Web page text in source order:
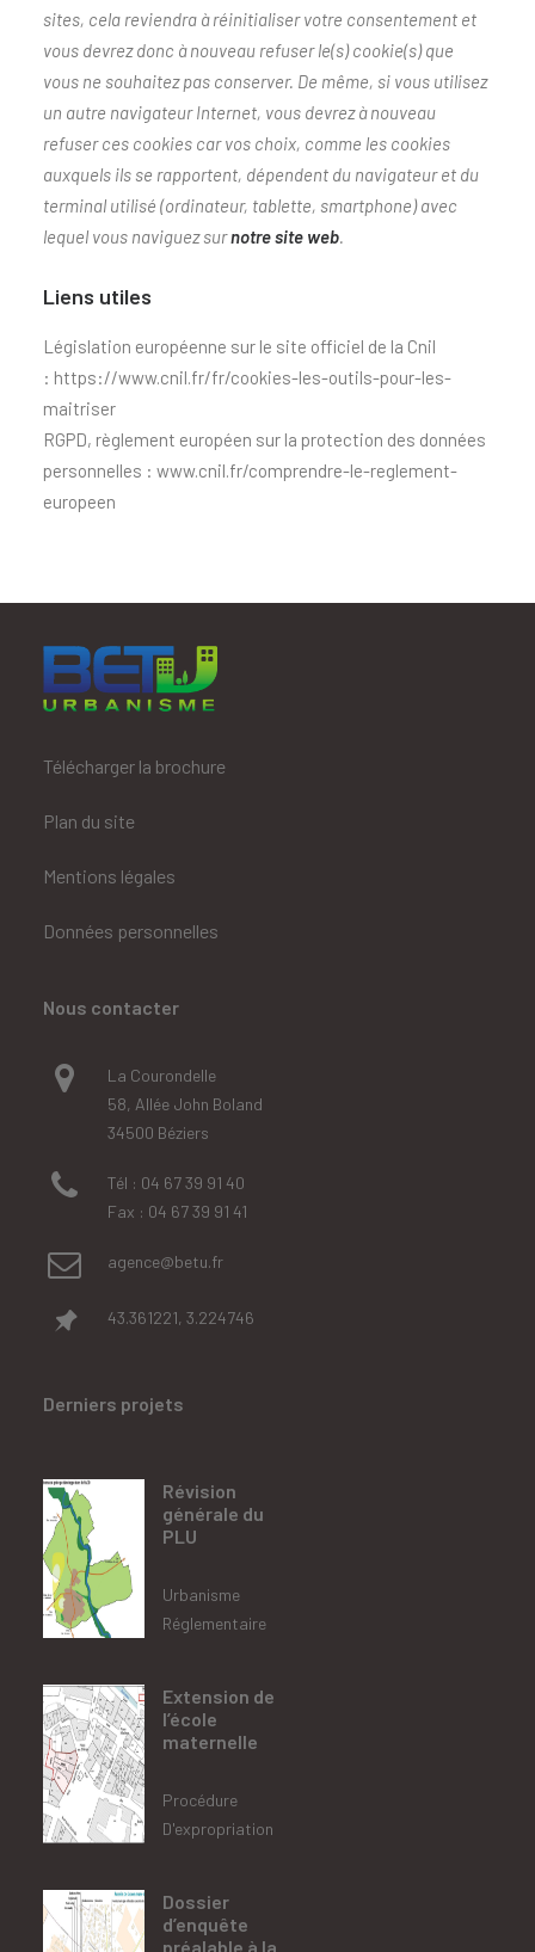
sites, cela reviendra à réinitialiser votre consentement et
vous devrez donc à nouveau refuser le(s) cookie(s) que
vous ne souhaitez pas conserver. De même, si vous utilisez
un autre navigateur Internet, vous devrez à nouveau
refuser ces cookies car vos choix, comme les cookies
auxquels ils se rapportent, dépendent du navigateur et du
terminal utilisé (ordinateur, tablette, smartphone) avec
lequel vous naviguez surnotre site web.
Liens utiles
Législation européenne sur le site officiel de la Cnil
: https://www.cnil.fr/fr/cookies-les-outils-pour-les-
maitriser
RGPD, règlement européen sur la protection des données
personnelles : www.cnil.fr/comprendre-le-reglement-
europeen
Télécharger la brochure
Plan du site
Mentions légales
Données personnelles
Nous contacter
La Courondelle
58, Allée John Boland
34500 Béziers
Tél : 04 67 39 91 40
Fax : 04 67 39 91 41
agence@betu.fr
43.361221, 3.224746
Derniers projets
Révision
générale du
PLU
Urbanisme
Réglementaire
Extension de
l’école
maternelle
Procédure
D'expropriation
Dossier
d’enquête
préalable à la